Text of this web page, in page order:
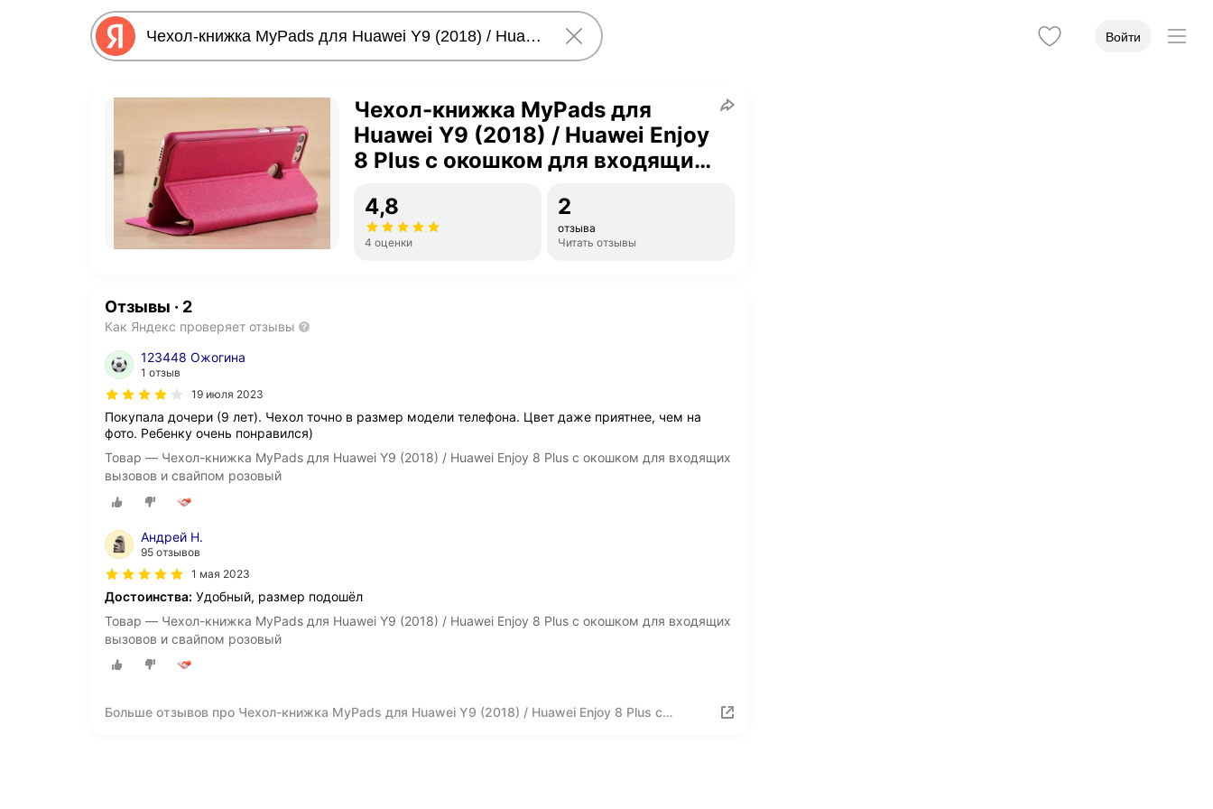
Войти
Чехол-книжка MyPads для
Huawei Y9 (2018) / Huawei Enjoy
8 Plus с окошком для входящих
4,8
4 оценки
2
отзыва
Читать отзывы
Отзывы · 2
Как Яндекс проверяет отзывы
123448 Ожогина
1 отзыв
19 июля 2023
Покупала дочери (9 лет). Чехол точно в размер модели телефона. Цвет даже приятнее, чем на
фото. Ребенку очень понравился)
Товар — Чехол-книжка MyPads для Huawei Y9 (2018) / Huawei Enjoy 8 Plus с окошком для входящих
вызовов и свайпом розовый
Андрей Н.
95 отзывов
1 мая 2023
Достоинства: Удобный, размер подошёл
Товар — Чехол-книжка MyPads для Huawei Y9 (2018) / Huawei Enjoy 8 Plus с окошком для входящих
вызовов и свайпом розовый
Больше отзывов про Чехол-книжка MyPads для Huawei Y9 (2018) / Huawei Enjoy 8 Plus с